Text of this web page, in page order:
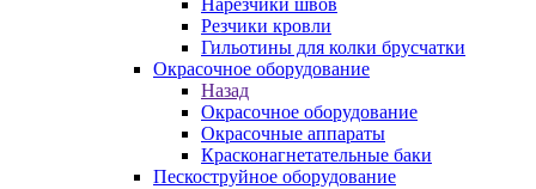
Нарезчики швов
Резчики кровли
Гильотины для колки брусчатки
Окрасочное оборудование
Назад
Окрасочное оборудование
Окрасочные аппараты
Красконагнетательные баки
Пескоструйное оборудование